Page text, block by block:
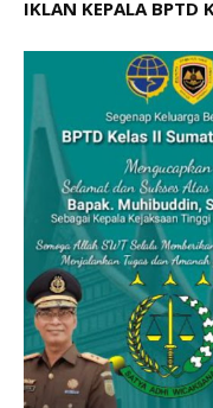
IKLAN KEPALA BPTD